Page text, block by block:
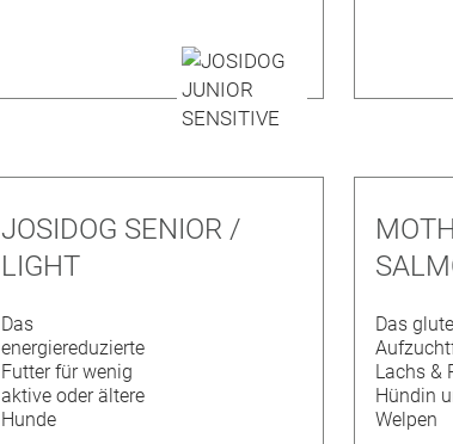
JOSIDOG SENIOR /
LIGHT
Das
energiereduzierte
Futter für wenig
aktive oder ältere
Hunde
Das
Lachs &
Hündin
Welpen